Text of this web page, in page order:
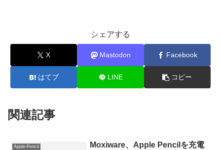
シェアする
X Mastodon Facebook
はてブ LINE コピー
関連記事
Apple-Pencil
Moxiware、Apple Pencilを充電